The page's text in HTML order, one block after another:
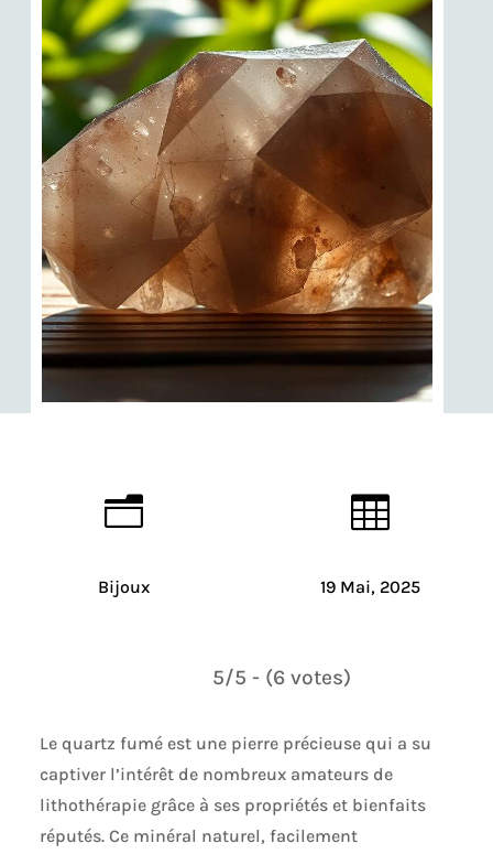
n
Bijoux

19 Mai, 2025
5/5 - (6 votes)
Le quartz fumé est une pierre précieuse qui a su
captiver l’intérêt de nombreux amateurs de
lithothérapie grâce à ses propriétés et bienfaits
réputés. Ce minéral naturel, facilement